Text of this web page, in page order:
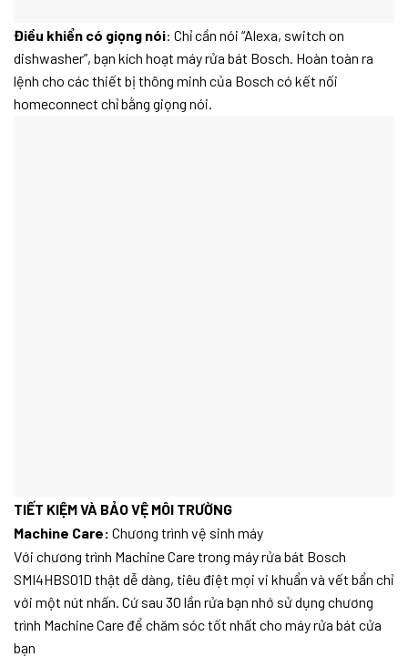
Điều khiển có giọng nói: Chỉ cần nói “Alexa, switch on
dishwasher”, bạn kích hoạt máy rửa bát Bosch. Hoàn toàn ra
lệnh cho các thiết bị thông minh của Bosch có kết nối
homeconnect chỉ bằng giọng nói.
TIẾT KIỆM VÀ BẢO VỆ MÔI TRƯỜNG
Machine Care: Chương trình vệ sinh máy
Với chương trình Machine Care trong máy rửa bát Bosch
SMI4HBS01D thật dễ dàng, tiêu điệt mọi vi khuẩn và vết bẩn chỉ
với một nút nhấn. Cứ sau 30 lần rửa bạn nhớ sử dụng chương
trình Machine Care để chăm sóc tốt nhất cho máy rửa bát cửa
bạn